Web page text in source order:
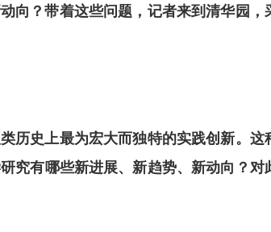
向？带着这些问题，记者来到清华园，
历史上最为宏大而独特的实践创新。这
究有哪些新进展、新趋势、新动向？对